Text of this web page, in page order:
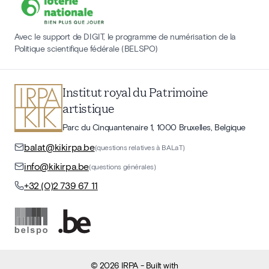
Avec le support de DIGIT, le programme de numérisation de la
Politique scientifique fédérale (BELSPO)
Institut royal du Patrimoine
artistique
Parc du Cinquantenaire 1, 1000 Bruxelles, Belgique
balat@kikirpa.be(questions relatives à BALaT)
info@kikirpa.be(questions générales)
+32 (0)2 739 67 11
©2026 IRPA- Built with